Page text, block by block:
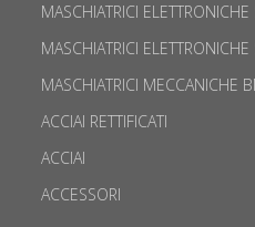
MASCHIATRICI
MASCHIATRICI
MASCHIATRICI MECCANICHE
ACCIAI RETTIFICATI
ACCIAI
ACCESSORI